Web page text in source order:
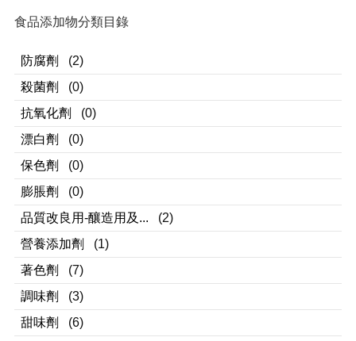
食品添加物分類目錄
防腐劑
(2)
殺菌劑
(0)
抗氧化劑
(0)
漂白劑
(0)
保色劑
(0)
膨脹劑
(0)
品質改良用-釀造用及...
(2)
營養添加劑
(1)
著色劑
(7)
調味劑
(3)
甜味劑
(6)